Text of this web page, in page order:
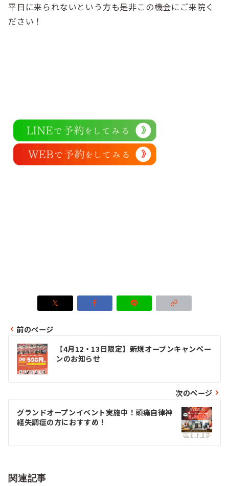
平日に来られないという方も是非この機会にご来院く
ださい！
投
稿
ナ
ビ
ゲ
ー
シ
ン
前のページ
【4月12・13日限定】新規オープンキャンペー
ンのお知らせ
次のページ
グランドオープンイベント実施中！頭痛自律神
経失調症の方におすすめ！
関連記事